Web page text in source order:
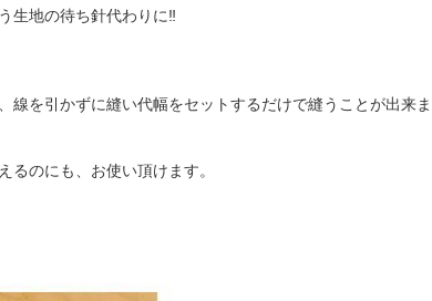
生地の待ち針代わりに‼︎
線を引かずに縫い代幅をセットするだけで縫うことが出来
るのにも、お使い頂けます。